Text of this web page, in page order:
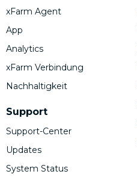
xFarm Agent
App
Analytics
xFarm Verbindung
Nachhaltigkeit
Support
Support-Center
Updates
System Status